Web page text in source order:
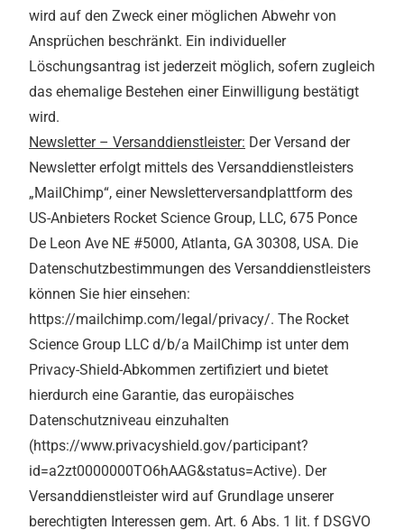
wird auf den Zweck einer möglichen Abwehr von
Ansprüchen beschränkt. Ein individueller
Löschungsantrag ist jederzeit möglich, sofern zugleich
das ehemalige Bestehen einer Einwilligung bestätigt
wird.
Newsletter – Versanddienstleister: Der Versand der
Newsletter erfolgt mittels des Versanddienstleisters
„MailChimp“, einer Newsletterversandplattform des
US-Anbieters Rocket Science Group, LLC, 675 Ponce
De Leon Ave NE #5000, Atlanta, GA 30308, USA. Die
Datenschutzbestimmungen des Versanddienstleisters
können Sie hier einsehen:
https://mailchimp.com/legal/privacy/. The Rocket
Science Group LLC d/b/a MailChimp ist unter dem
Privacy-Shield-Abkommen zertifiziert und bietet
hierdurch eine Garantie, das europäisches
Datenschutzniveau einzuhalten
(https://www.privacyshield.gov/participant?
id=a2zt0000000TO6hAAG&status=Active). Der
Versanddienstleister wird auf Grundlage unserer
berechtigten Interessen gem. Art. 6 Abs. 1 lit. f DSGVO